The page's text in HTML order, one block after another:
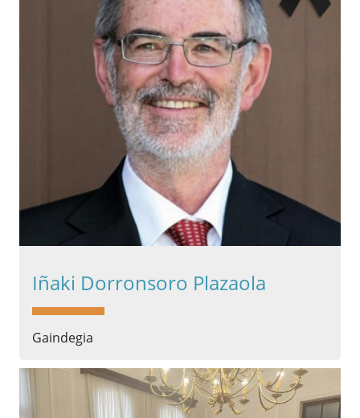
Iñaki Dorronsoro Plazaola
Gaindegia